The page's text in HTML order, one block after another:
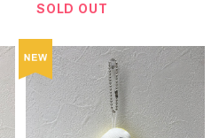
SOLD OUT